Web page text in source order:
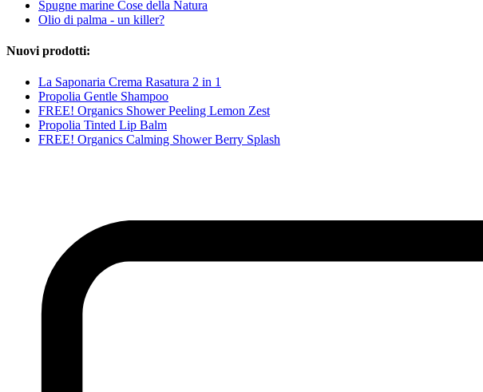
Spugne marine Cose della Natura
Olio di palma - un killer?
Nuovi prodotti:
La Saponaria Crema Rasatura 2 in 1
Propolia Gentle Shampoo
FREE! Organics Shower Peeling Lemon Zest
Propolia Tinted Lip Balm
FREE! Organics Calming Shower Berry Splash